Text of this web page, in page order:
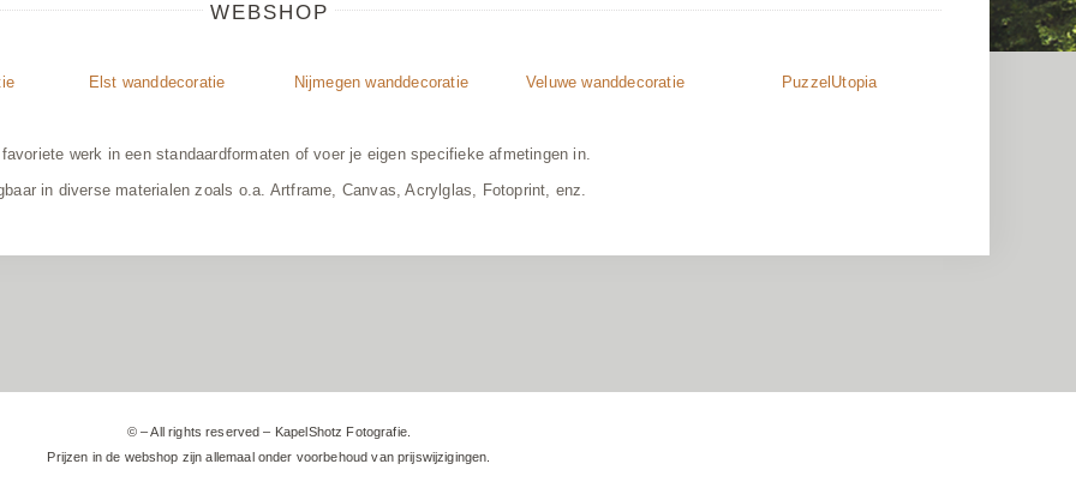
WEBSHOP
Elst wanddecoratie Nijmegen wanddecoratie Veluwe wanddecoratie PuzzelUtopia
werk in een standaardformaten of voer je eigen specifieke afmetingen in.
in diverse materialen zoals o.a. Artframe, Canvas, Acrylglas, Fotoprint, enz.
© – All rights reserved – KapelShotz Fotografie.
Prijzen in de webshop zijn allemaal onder voorbehoud van prijswijzigingen.